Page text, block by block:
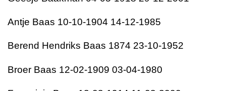
Antje Baas 10-10-1904 14-12-1985
Berend Hendriks Baas 1874 23-10-1952
Broer Baas 12-02-1909 03-04-1980